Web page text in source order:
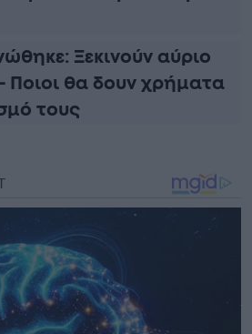
Ξεκινούν αύριο
Ποιοι θα δουν χρήματα
τους